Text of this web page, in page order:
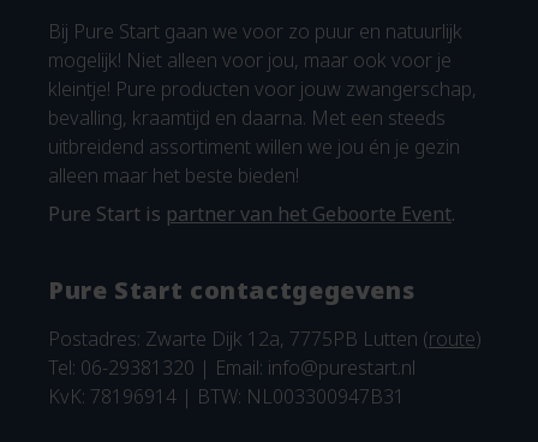
Bij Pure Start gaan we voor zo puur en natuurlijk
mogelijk! Niet alleen voor jou, maar ook voor je
kleintje! Pure producten voor jouw zwangerschap,
bevalling, kraamtijd en daarna. Met een steeds
uitbreidend assortiment willen we jou én je gezin
alleen maar het beste bieden!
Pure Start is partner van het Geboorte Event.
Pure Start contactgegevens
Postadres: Zwarte Dijk 12a, 7775PB Lutten (route)
Tel: 06-29381320 | Email: info@purestart.nl
KvK: 78196914 | BTW: NL003300947B31